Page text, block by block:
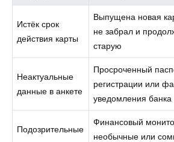
Истёк срок
действия карты
Выпущена новая
не забрал и
старую
Неактуальные
данные в анкете
Просроченный
регистрации или
уведомления банка
Подозрительные
Финансовый
необычные или